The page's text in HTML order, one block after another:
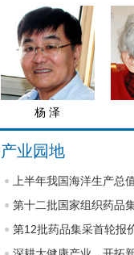
杨 泽
产业园地
上半年我国海洋生产总
第十二批国家组织药品
第12批药品集采首轮报